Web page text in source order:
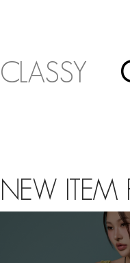
CLASSY
NEW ITEM